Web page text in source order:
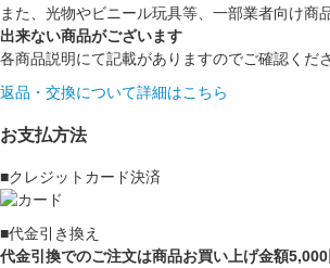
また、光物やビニール玩具等、一部業者向け商
出来ない商品がございます
各商品説明にて記載がありますのでご確認くだ
返品・交換について詳細はこちら
お支払方法
■クレジットカード決済
■代金引き換え
代金引換でのご注文は商品お買い上げ金額